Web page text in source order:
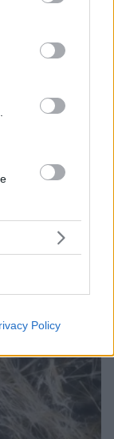
party tags to
below Google
Policy
πάντα! (+video)
με έναν
και
Μεγάλου
Μαρίνα